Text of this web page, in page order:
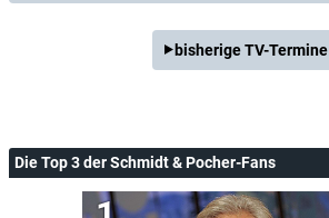
bisherige TV-Termine
Die Top 3 der Schmidt & Pocher-Fans